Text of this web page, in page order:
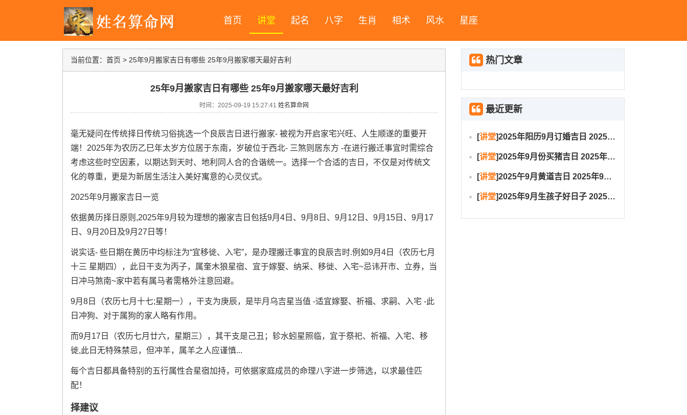
首页 讲堂 起名 八字 生肖 相术 风水 星座
当前位置： 首页 > 25年9月搬家吉日有哪些 25年9月搬家哪天最好吉利
25年9月搬家吉日有哪些 25年9月搬家哪天最好吉利
时间：2025-09-19 15:27:41 姓名算命网
毫无疑问在传统择日传统习俗挑选一个良辰吉日进行搬家- 被视为开启家宅兴旺、人生顺遂的重要开
端！2025年为农历乙巳年太岁方位居于东南，岁破位于西北- 三煞则居东方 -在进行搬迁事宜时需综合
考虑这些时空因素，以期达到天时、地利同人合的合谐统一。选择一个合适的吉日，不仅是对传统文
化的尊重，更是为新居生活注入美好寓意的心灵仪式。
2025年9月搬家吉日一览
依据黄历择日原则,2025年9月较为理想的搬家吉日包括9月4日、9月8日、9月12日、9月15日、9月17
日、9月20日及9月27日等！
说实话- 些日期在黄历中均标注为“宜移徙、入宅”，是办理搬迁事宜的良辰吉时.例如9月4日（农历七月
十三 星期四），此日干支为丙子，属奎木狼星宿、宜于嫁娶、纳采、移徙、入宅~忌讳开市、立券，当
日冲马煞南~家中若有属马者需格外注意回避。
9月8日（农历七月十七;星期一），干支为庚辰，是毕月乌吉星当值 -适宜嫁娶、祈福、求嗣、入宅 -此
日冲狗、对于属狗的家人略有作用。
而9月17日（农历七月廿六，星期三），其干支是己丑；轸水蚓星照临，宜于祭祀、祈福、入宅、移
徙,此日无特殊禁忌，但冲羊，属羊之人应谨慎...
每个吉日都具备特别的五行属性合星宿加持，可依据家庭成员的命理八字进一步筛选，以求最佳匹
配！
择建议
热门文章
最近更新
[讲堂]2025年阳历9月订婚吉日 2025年9月订婚吉日有哪几天
[讲堂]2025年9月份买猪吉日 2025年9月买猪进圈吉日
[讲堂]2025午9月黄道吉日 2025年9月黄道吉日一览表大全
[讲堂]2025年9月生孩子好日子 2025年9月哪天生孩子比较好